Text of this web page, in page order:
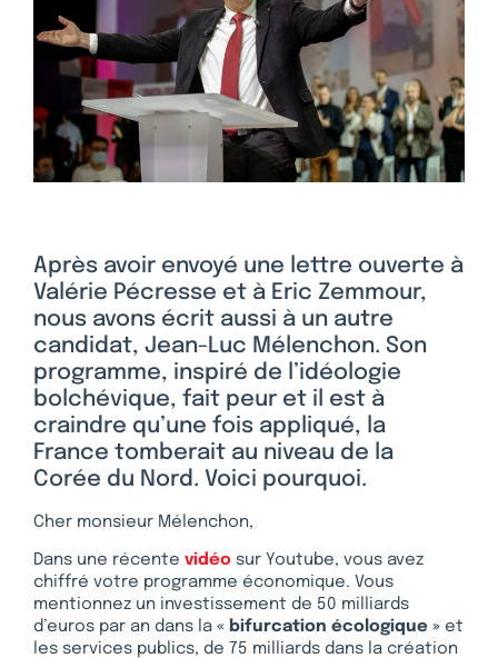
Après avoir envoyé une lettre ouverte à
Valérie Pécresse et à Eric Zemmour,
nous avons écrit aussi à un autre
candidat, Jean-Luc Mélenchon. Son
programme, inspiré de l’idéologie
bolchévique, fait peur et il est à
craindre qu’une fois appliqué, la
France tomberait au niveau de la
Corée du Nord. Voici pourquoi.
Cher monsieur Mélenchon,
Dans une récente vidéo sur Youtube, vous avez
chiffré votre programme économique. Vous
mentionnez un investissement de 50 milliards
d’euros par an dans la « bifurcation écologique » et
les services publics, de 75 milliards dans la création